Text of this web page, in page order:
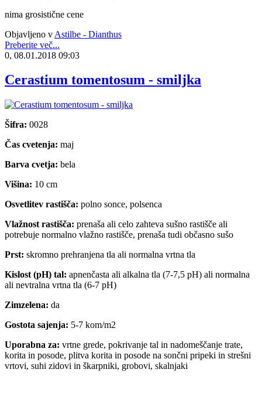
nima grosistične cene
Objavljeno v Astilbe - Dianthus
Preberite več...
0, 08.01.2018 09:03
Cerastium tomentosum - smiljka
Šifra: 0028
Čas cvetenja: maj
Barva cvetja: bela
Višina: 10 cm
Osvetlitev rastišča: polno sonce, polsenca
Vlažnost rastišča: prenaša ali celo zahteva sušno rastišče ali
potrebuje normalno vlažno rastišče, prenaša tudi občasno sušo
Prst: skromno prehranjena tla ali normalna vrtna tla
Kislost (pH) tal: apnenčasta ali alkalna tla (7-7,5 pH) ali normalna
ali nevtralna vrtna tla (6-7 pH)
Zimzelena: da
Gostota sajenja: 5-7 kom/m2
Uporabna za: vrtne grede, pokrivanje tal in nadomeščanje trate,
korita in posode, plitva korita in posode na sončni pripeki in strešni
vrtovi, suhi zidovi in škarpniki, grobovi, skalnjaki